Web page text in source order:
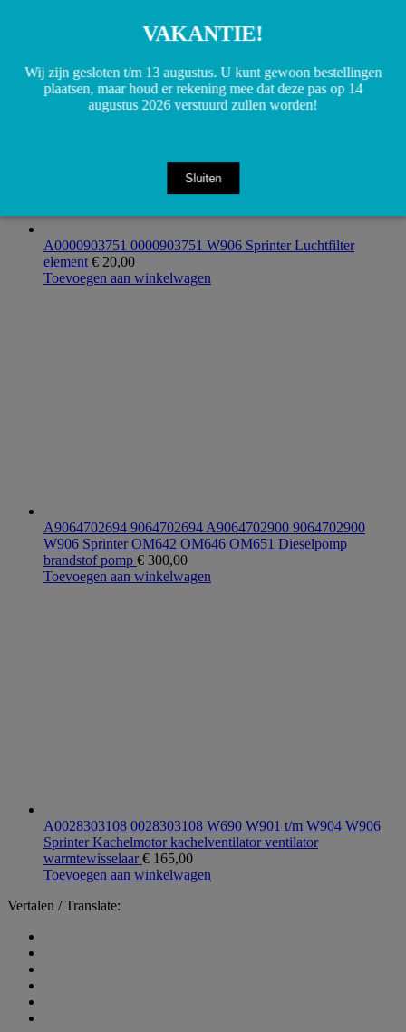
A0000903751 0000903751 W906 Sprinter Luchtfilter
element € 20,00
Toevoegen aan winkelwagen
A9064702694 9064702694 A9064702900 9064702900
W906 Sprinter OM642 OM646 OM651 Dieselpomp
brandstof pomp € 300,00
Toevoegen aan winkelwagen
A0028303108 0028303108 W690 W901 t/m W904 W906
Sprinter Kachelmotor kachelventilator ventilator
warmtewisselaar€ 165,00
Toevoegen aan winkelwagen
Vertalen / Translate:
VAKANTIE!
Wij zijn gesloten t/m 13 augustus. U kunt gewoon bestellingen
plaatsen, maar houd er rekening mee dat deze pas op 14
augustus 2026 verstuurd zullen worden!
Sluiten